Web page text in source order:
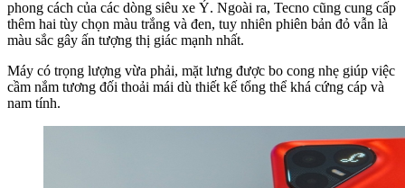
phong cách của các dòng siêu xe Ý. Ngoài ra, Tecno cũng cung cấp
thêm hai tùy chọn màu trắng và đen, tuy nhiên phiên bản đỏ vẫn là
màu sắc gây ấn tượng thị giác mạnh nhất.
Máy có trọng lượng vừa phải, mặt lưng được bo cong nhẹ giúp việc
cầm nắm tương đối thoải mái dù thiết kế tổng thể khá cứng cáp và
nam tính.